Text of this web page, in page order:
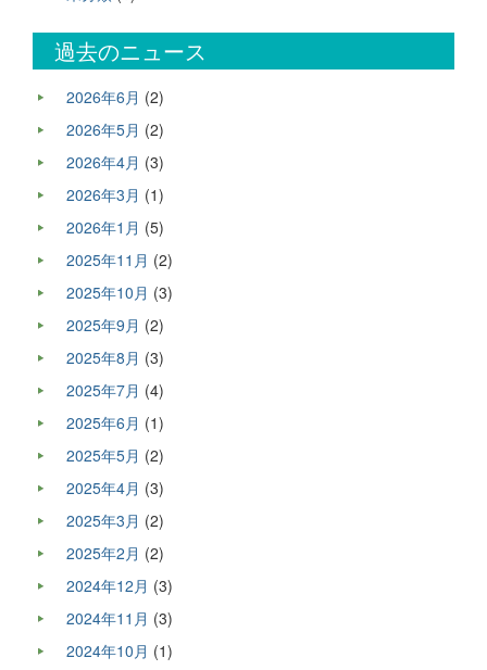
過去のニュース
2026年6月 (2)
2026年5月 (2)
2026年4月 (3)
2026年3月 (1)
2026年1月 (5)
2025年11月 (2)
2025年10月 (3)
2025年9月 (2)
2025年8月 (3)
2025年7月 (4)
2025年6月 (1)
2025年5月 (2)
2025年4月 (3)
2025年3月 (2)
2025年2月 (2)
2024年12月 (3)
2024年11月 (3)
2024年10月 (1)